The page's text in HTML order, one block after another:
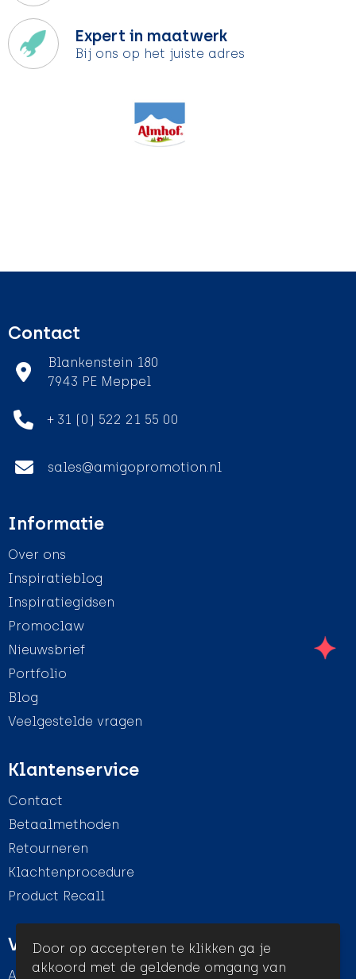
Expert in maatwerk
Bij ons op het juiste adres
Contact
Blankenstein 180
7943 PE Meppel
+ 31 (0) 522 21 55 00
sales@amigopromotion.nl
Informatie
Over ons
Inspiratieblog
Inspiratiegidsen
Promoclaw
Nieuwsbrief
Portfolio
Blog
Veelgestelde vragen
Klantenservice
Contact
Betaalmethoden
Retourneren
Klachtenprocedure
Product Recall
Veilig winkelen
Algemene voorwaarden
Door op accepteren te klikken ga je
akkoord met de geldende omgang van